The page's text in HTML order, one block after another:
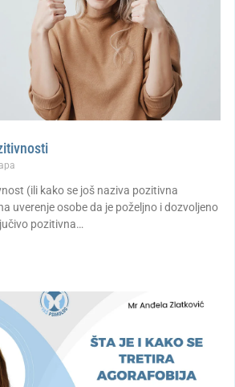
(ili kako se još naziva pozitivna
uverenje osobe da je poželjno i dozvoljeno
pozitivna…